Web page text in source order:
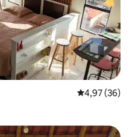
Évaluation
4,97 (36)